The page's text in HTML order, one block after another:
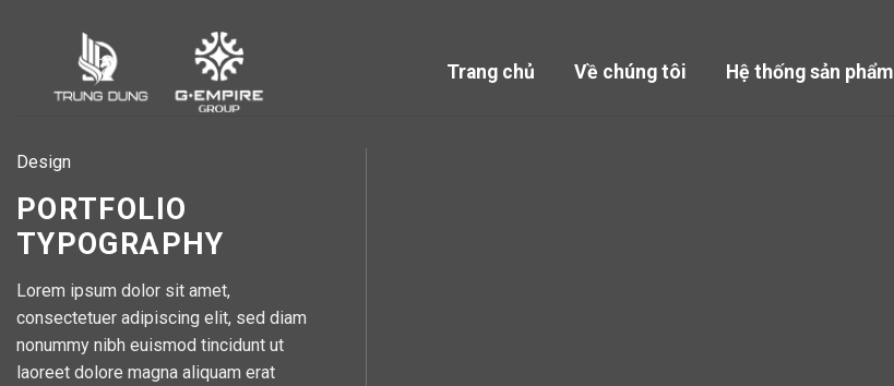
Trang chủ Về chúng tôi Hệ thống sản phẩm
Design
PORTFOLIO
TYPOGRAPHY
Lorem ipsum dolor sit amet,
consectetuer adipiscing elit, sed diam
nonummy nibh euismod tincidunt ut
laoreet dolore magna aliquam erat